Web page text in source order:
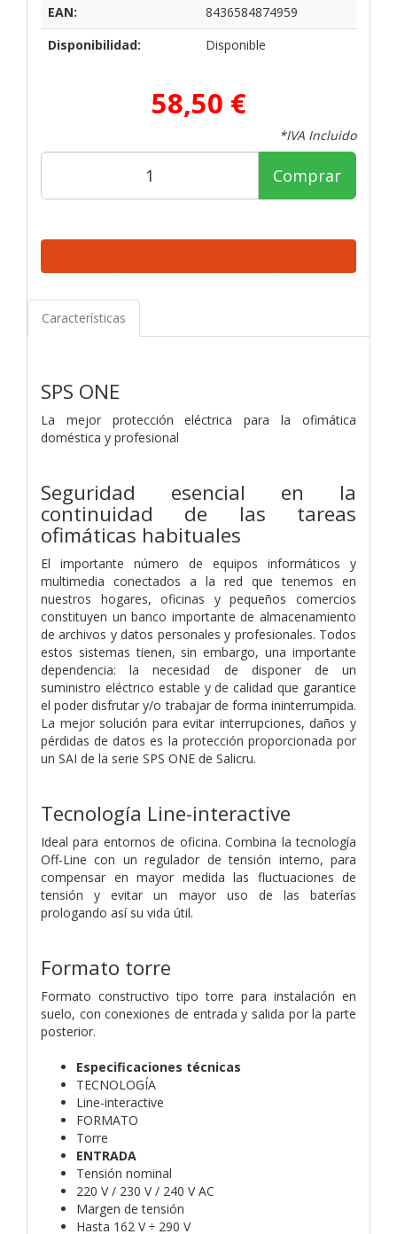
EAN:
8436584874959
Disponibilidad:
Disponible
58,50 €
*IVA Incluido
Comprar
Características
SPS ONE
La mejor protección eléctrica para la ofimática
doméstica y profesional
Seguridad esencial en la
continuidad de las tareas
ofimáticas habituales
El importante número de equipos informáticos y
multimedia conectados a la red que tenemos en
nuestros hogares, oficinas y pequeños comercios
constituyen un banco importante de almacenamiento
de archivos y datos personales y profesionales. Todos
estos sistemas tienen, sin embargo, una importante
dependencia: la necesidad de disponer de un
suministro eléctrico estable y de calidad que garantice
el poder disfrutar y/o trabajar de forma ininterrumpida.
La mejor solución para evitar interrupciones, daños y
pérdidas de datos es la protección proporcionada por
un SAI de la serie SPS ONE de Salicru.
Tecnología Line-interactive
Ideal para entornos de oficina. Combina la tecnología
Off-Line con un regulador de tensión interno, para
compensar en mayor medida las fluctuaciones de
tensión y evitar un mayor uso de las baterías
prologando así su vida útil.
Formato torre
Formato constructivo tipo torre para instalación en
suelo, con conexiones de entrada y salida por la parte
posterior.
Especificaciones técnicas
TECNOLOGÍA
Line-interactive
FORMATO
Torre
ENTRADA
Tensión nominal
220 V / 230 V / 240 V AC
Margen de tensión
Hasta 162 V ÷ 290 V